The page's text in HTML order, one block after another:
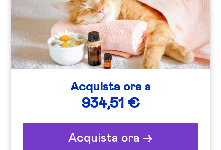
Acquista ora a
934,51 €
Acquista ora ->